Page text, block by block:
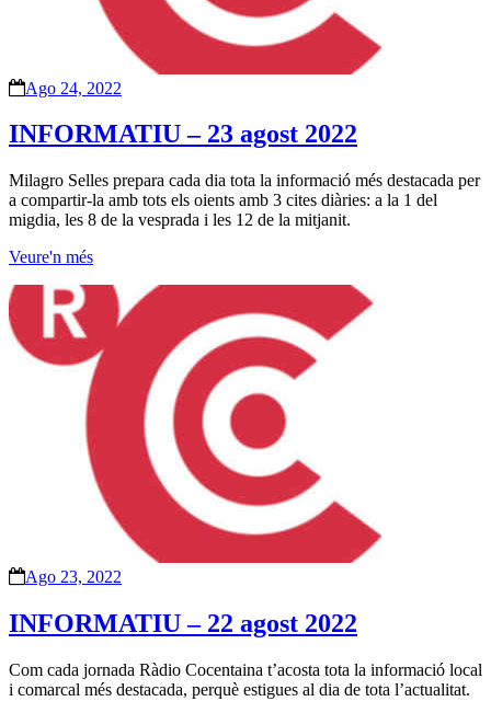
Ago 24, 2022
INFORMATIU – 23 agost 2022
Milagro Selles prepara cada dia tota la informació més destacada per
a compartir-la amb tots els oients amb 3 cites diàries: a la 1 del
migdia, les 8 de la vesprada i les 12 de la mitjanit.
Veure'n més
Ago 23, 2022
INFORMATIU – 22 agost 2022
Com cada jornada Ràdio Cocentaina t’acosta tota la informació local
i comarcal més destacada, perquè estigues al dia de tota l’actualitat.